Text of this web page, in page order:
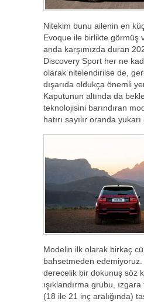
Nitekim bunu ailenin en
Evoque ile birlikte görmüş
anda karşımızda duran
Discovery Sport her ne
olarak nitelendirilse de,
dışarıda oldukça önemli
Kaputunun altında da
teknolojisini barındıran
hatırı sayılır oranda
Modelin ilk olarak birkaç
bahsetmeden
derecelik bir dokunuş söz
ışıklandırma grubu,
(18 ile 21 inç aralığında)